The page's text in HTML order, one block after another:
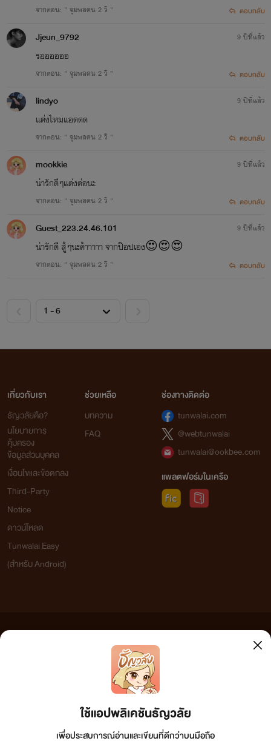
จากตอน: " จุมพลคน 2 วิ " ตอบกลับ
Jjeun_9792
รออออออ
จากตอน: " จุมพลคน 2 วิ "
9 ปีที่แล้ว
ตอบกลับ
lindyo
แต่งไหมแอดดด
จากตอน: " จุมพลคน 2 วิ "
9 ปีที่แล้ว
ตอบกลับ
mookkie
น่ารักดีๆเเต่งต่อนะ
จากตอน: " จุมพลคน 2 วิ "
9 ปีที่แล้ว
ตอบกลับ
Guest_223.24.46.101
น่ารักดี สู้ๆนะค้าาาาา จากป๊อปเอง😍😍😍
จากตอน: " จุมพลคน 2 วิ "
9 ปีที่แล้ว
ตอบกลับ
ใช้แอปพลิเคชันธัญวลัย
เพื่อประสบการณ์อ่านและเขียนที่ดีกว่าบนมือถือ
เกี่ยวกับเรา
ธัญวลัยคือ?
นโยบายการ
คุ้มครอง
ข้อมูลส่วนบุคคล
เงื่อนไขและข้อตกลง
Third-Party
Notice
ดาวน์โหลด
Tunwalai Easy
(สำหรับ Android)
ช่วยเหลือ
บทความ
FAQ
ช่องทางติดต่อ
tunwalai.com
@webtunwalai
tunwalai@ookbee.com
แพลตฟอร์มในเครือ
เว็บไซต์แห่งนี้ไม่ได้เห็นด้วยและไม่ขอรับผิดชอบต่อข้อความใดๆ ทั้งสิ้น ดังนั้นผู้อ่านทุกท่านโปรดใช้
วิจารณญาณในการกลั่นกรองด้วยตนเอง และหากท่านพบข้อความใดๆ ที่ขัดต่อกฎหมายและศีลธรรม
กรุณาแจ้งมาที่ tunwalai@ookbee.com เพื่อทีมงานจะได้ดำเนินการในทันที ทั้งนี้ ทางเว็บไซต์ขอสงวน
ลิขสิทธิ์ตามพระราชบัญญัติลิขสิทธิ์ (ฉบับเพิ่มเติม) พ.ศ.2558